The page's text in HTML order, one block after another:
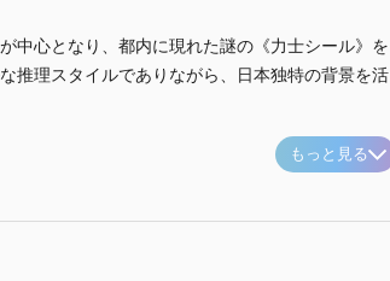
中心となり、都内に現れた謎の《力士シール》を
推理スタイルでありながら、日本独特の背景を活
もっと見る